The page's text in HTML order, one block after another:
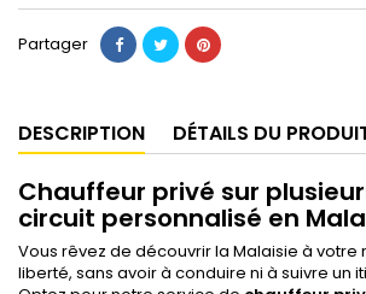
Partager
DESCRIPTION DÉTAILS DU
Chauffeur privé sur
circuit personnalisé en
Vous rêvez de découvrir la Malaisie à votre
liberté, sans avoir à conduire ni à suivre un